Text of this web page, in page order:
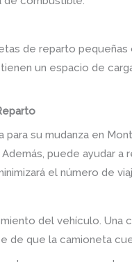
de reparto
un espacio de
su mudanza en
puede ayudar a
el número de
del vehículo. Una
de que la camioneta